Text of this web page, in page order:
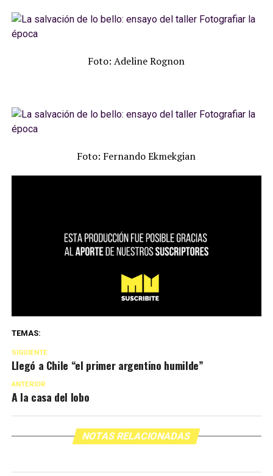
Foto: Adeline Rognon
Foto: Fernando Ekmekgian
TEMAS:
SIGUIENTE
Llegó a Chile “el primer argentino humilde”
ANTERIOR
A la casa del lobo
NOTAS RELACIONADAS